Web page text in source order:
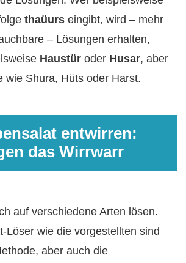
thaüurs eingibt, wird – mehr
– Lösungen erhalten,
Haustür oder Husar, aber
wie Shura, Hüts oder Harst.
entwirren:
das Wirrwarr
auf verschiedene Arten lösen.
Löser wie die vorgestellten sind
aber auch die